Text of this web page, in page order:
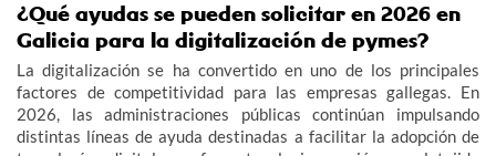
¿Qué ayudas se pueden solicitar en 2026 en
Galicia para la digitalización de pymes?
La digitalización se ha convertido en uno de los principales
factores de competitividad para las empresas gallegas. En
2026, las administraciones públicas continúan impulsando
distintas líneas de ayuda destinadas a facilitar la adopción de